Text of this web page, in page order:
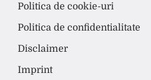
Politica de cookie-uri
Politica de confidentialitate
Disclaimer
Imprint